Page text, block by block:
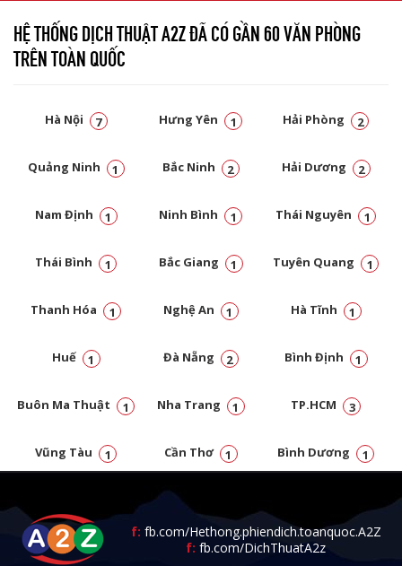
HỆ THỐNG DỊCH THUẬT A2Z ĐÃ CÓ GẦN 60 VĂN PHÒNG
TRÊN TOÀN QUỐC
Hà Nội 7 Hưng Yên 1 Hải Phòng 2
Quảng Ninh 1 Bắc Ninh 2 Hải Dương 2
Nam Định 1 Ninh Bình 1 Thái Nguyên 1
Thái Bình 1 Bắc Giang 1 Tuyên Quang 1
Thanh Hóa 1 Nghệ An 1 Hà Tĩnh 1
Huế 1 Đà Nẵng 2 Bình Định 1
Buôn Ma Thuật 1 Nha Trang 1 TP.HCM 3
Vũng Tàu 1 Cần Thơ 1 Bình Dương 1
f: fb.com/Hethong.phiendich.toanquoc.A2Z
f: fb.com/DichThuatA2z